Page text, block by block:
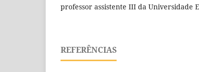
professor assistente III da Universidade
REFERÊNCIAS